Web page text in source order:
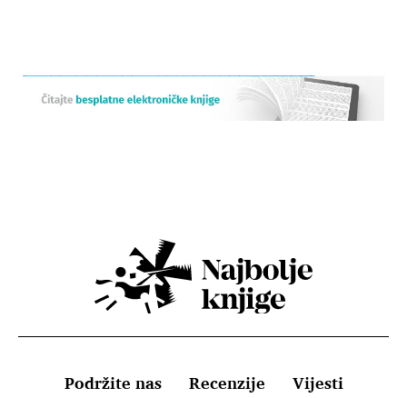
Podržite nas Recenzije
Vijesti